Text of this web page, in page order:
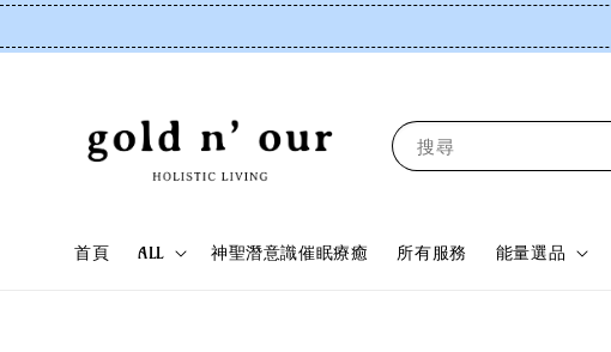
搜尋
首頁 ALL 神聖潛意識催眠療癒 所有服務 能量選品